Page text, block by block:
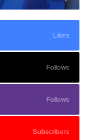
Likes
Follows
Follows
Subscribers